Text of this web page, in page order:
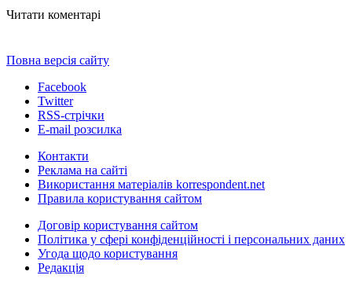
Читати коментарі
Повна версія сайту
Facebook
Twitter
RSS-стрічки
E-mail розсилка
Контакти
Реклама на сайті
Використання матеріалів korrespondent.net
Правила користування сайтом
Договір користування сайтом
Політика у сфері конфіденційності і персональних даних
Угода щодо користування
Редакція